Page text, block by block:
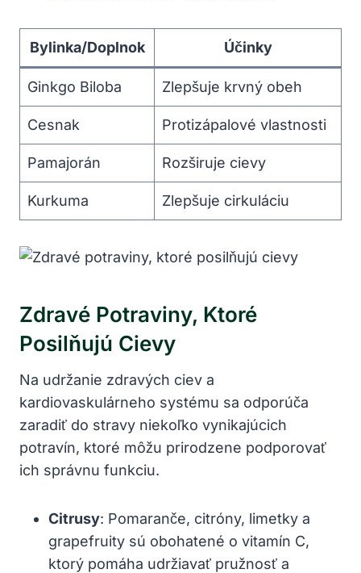
Bylinka/Doplnok Účinky
Ginkgo⁣ Biloba Zlepšuje krvný obeh
Cesnak Protizápalové vlastnosti
Pamajorán Rozširuje cievy
Kurkuma Zlepšuje cirkuláciu
Zdravé Potraviny, Ktoré
Posilňujú Cievy
Na udržanie zdravých ⁤ciev⁤ a‌
kardiovaskulárneho systému sa odporúča
zaradiť do ⁤stravy niekoľko vynikajúcich
potravín, ktoré môžu prirodzene podporovať
ich správnu funkciu.
Citrusy: Pomaranče, citróny,‍ limetky a
grapefruity ⁤sú obohatené o​ vitamín C,
ktorý pomáha ‌udržiavať⁤ pružnosť a